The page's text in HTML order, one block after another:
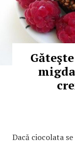
Dacă ciocolata